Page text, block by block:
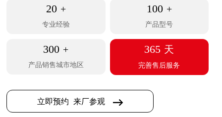
20 +
专业经验
100 +
产品型号
300 +
产品销售城市地区
365 天
完善售后服务
立即预约 来厂参观